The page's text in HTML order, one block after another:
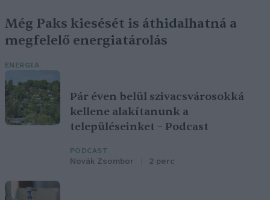
Még Paks kiesését is áthidalhatná a
megfelelő energiatárolás
ENERGIA
Pár éven belül szivacsvárosokká
kellene alakítanunk a
településeinket – Podcast
PODCAST
Novák Zsombor 2 perc